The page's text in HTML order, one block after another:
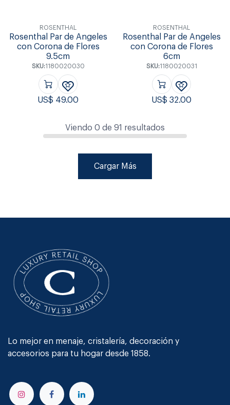
ROSENTHAL
Rosenthal Par de Angeles
con Corona de Flores
9.5cm
SKU:1180020030
US$ 49.00
ROSENTHAL
Rosenthal Par de Angeles
con Corona de Flores
6cm
SKU:1180020031
US$32.00
Viendo 0 de 91 resultados
Cargar Más
Lo mejor en menaje, cristalería, decoración y
accesorios para tu hogar desde 1858.